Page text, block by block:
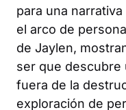
para una
el arco de
de Jaylen,
ser que descubre
fuera de la
exploración de